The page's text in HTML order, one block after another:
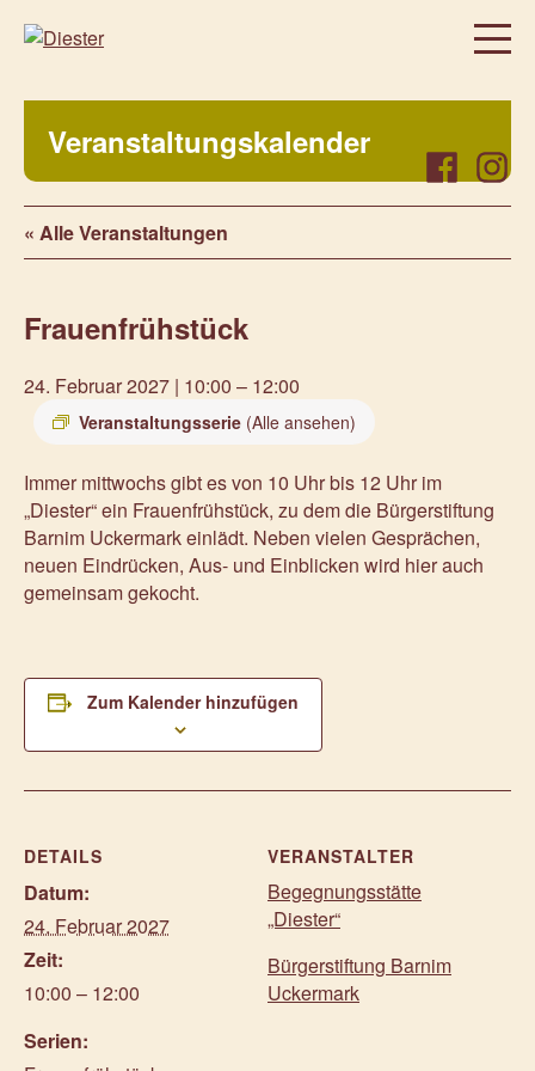
Über uns
Regelmäßige Angebote
Was bei uns sonst noch so los ist…
Veranstaltungen
Prenzlauer Frauenwochen 2025
Unsere Partner
Aktuelles
Kontakt
Facebook
Veranstaltungskalender
« Alle Veranstaltungen
Frauenfrühstück
24. Februar 2027 | 10:00 – 12:00
Veranstaltungsserie (Alle ansehen)
Immer mittwochs gibt es von 10 Uhr bis 12 Uhr im
„Diester“ ein Frauenfrühstück, zu dem die Bürgerstiftung
Barnim Uckermark einlädt. Neben vielen Gesprächen,
neuen Eindrücken, Aus- und Einblicken wird hier auch
gemeinsam gekocht.
Zum Kalender hinzufügen
DETAILS
Datum:
24. Februar 2027
Zeit:
10:00 – 12:00
Serien:
VERANSTALTER
Begegnungsstätte
„Diester“
Bürgerstiftung Barnim
Uckermark